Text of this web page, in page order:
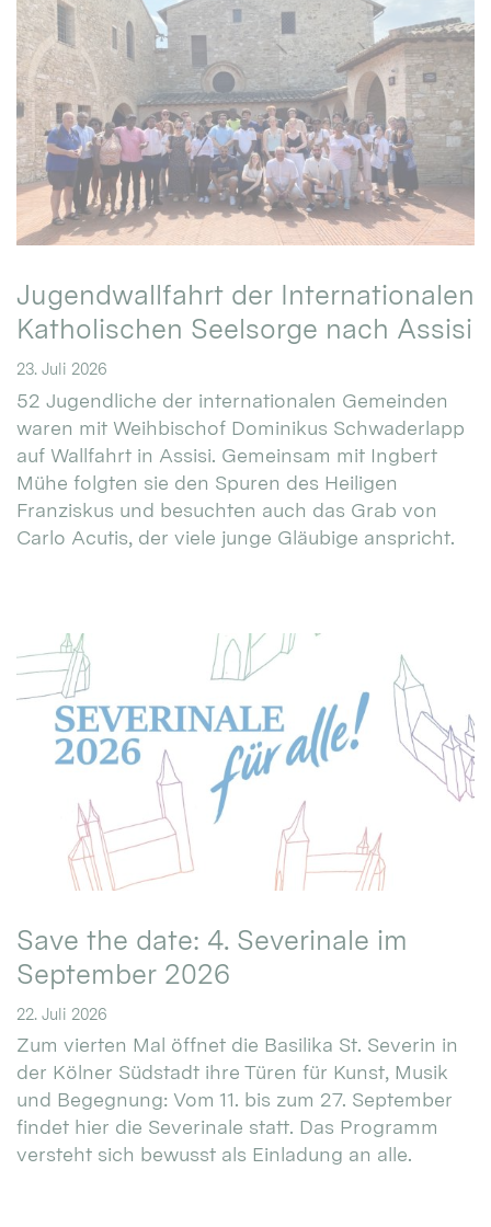
Jugendwallfahrt der Internationalen
Katholischen Seelsorge nach Assisi
23. Juli 2026
52 Jugendliche der internationalen Gemeinden
waren mit Weihbischof Dominikus Schwaderlapp
auf Wallfahrt in Assisi. Gemeinsam mit Ingbert
Mühe folgten sie den Spuren des Heiligen
Franziskus und besuchten auch das Grab von
Carlo Acutis, der viele junge Gläubige anspricht.
Save the date: 4. Severinale im
September 2026
22. Juli 2026
Zum vierten Mal öffnet die Basilika St. Severin in
der Kölner Südstadt ihre Türen für Kunst, Musik
und Begegnung: Vom 11. bis zum 27. September
findet hier die Severinale statt. Das Programm
versteht sich bewusst als Einladung an alle.